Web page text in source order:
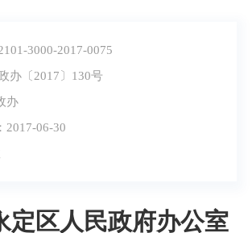
3000-2017-0075
办〔2017〕130号
办
2017-06-30
定区人民政府办公室